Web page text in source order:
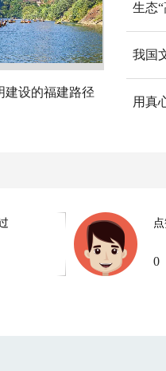
建设的福建路径
生态
我国
用真
0